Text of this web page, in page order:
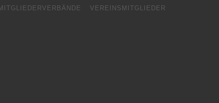
VEREINSMITGLIEDER